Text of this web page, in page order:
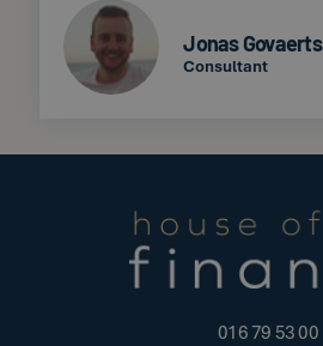
Jonas Govaerts
Consultant
016 79 53 00